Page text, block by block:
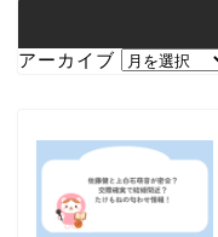
アーカイブ